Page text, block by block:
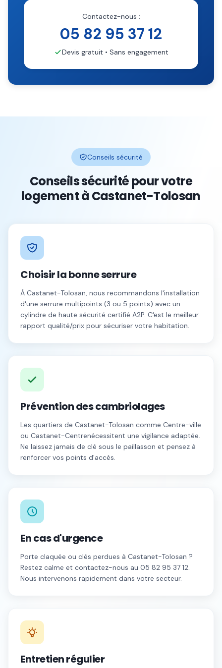
Contactez-nous :
05 82 95 37 12
Devis gratuit • Sans engagement
Conseils sécurité
Conseils sécurité pour votre
logement àCastanet-Tolosan
Choisir la bonne serrure
À Castanet-Tolosan, nous recommandons l'installation
d'une serrure multipoints (3 ou 5 points) avec un
cylindre de haute sécurité certifié A2P. C'est le meilleur
rapport qualité/prix pour sécuriser votre habitation.
Prévention des cambriolages
Les quartiers de Castanet-Tolosan comme Centre-ville
ou Castanet-Centrenécessitent une vigilance adaptée.
Ne laissez jamais de clé sous le paillasson et pensez à
renforcer vos points d'accès.
En cas d'urgence
Porte claquée ou clés perdues à Castanet-Tolosan ?
Restez calme et contactez-nous au 05 82 95 37 12.
Nous intervenons rapidement dans votre secteur.
Entretien régulier